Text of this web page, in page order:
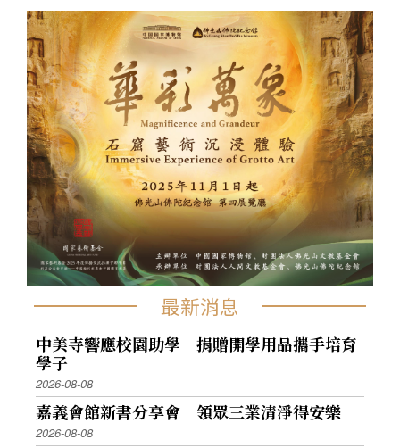
最新消息
中美寺響應校園助學 捐贈開學用品攜手培育
學子
2026-08-08
嘉義會館新書分享會 領眾三業清淨得安樂
2026-08-08